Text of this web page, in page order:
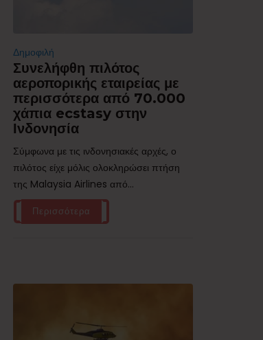
Δημοφιλή
Συνελήφθη πιλότος
αεροπορικής εταιρείας με
περισσότερα από 70.000
χάπια ecstasy στην
Ινδονησία
Σύμφωνα με τις ινδονησιακές αρχές, ο
πιλότος είχε μόλις ολοκληρώσει πτήση
της Malaysia Airlines από...
Περισσότερα